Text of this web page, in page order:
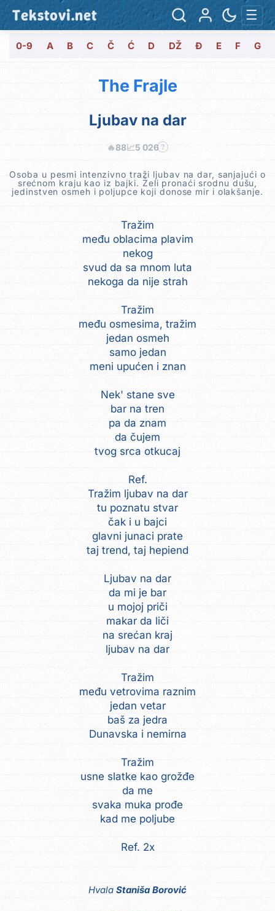
Tekstovi.net ☰
0-9 A B C Č Ć D DŽ Đ E F G
The Frajle
Ljubav na dar
🔥88📈5 026 ?
Osoba u pesmi intenzivno traži ljubav na dar, sanjajući o
srećnom kraju kao iz bajki. Želi pronaći srodnu dušu,
jedinstven osmeh i poljupce koji donose mir i olakšanje.
Tražim
među oblacima plavim
nekog
svud da sa mnom luta
nekoga da nije strah
Tražim
među osmesima, tražim
jedan osmeh
samo jedan
meni upućen i znan
Nek' stane sve
bar na tren
pa da znam
da čujem
tvog srca otkucaj
Ref.
Tražim ljubav na dar
tu poznatu stvar
čak i u bajci
glavni junaci prate
taj trend, taj hepiend
Ljubav na dar
da mi je bar
u mojoj priči
makar da liči
na srećan kraj
ljubav na dar
Tražim
među vetrovima raznim
jedan vetar
baš za jedra
Dunavska i nemirna
Tražim
usne slatke kao grožđe
da me
svaka muka prođe
kad me poljube
Ref. 2x
Hvala Staniša Borović